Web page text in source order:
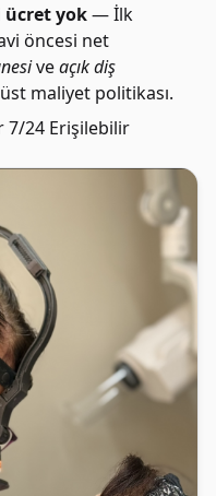
ücret yok— İlk
öncesi net
veaçık diş
maliyet politikası.
7/24 Erişilebilir